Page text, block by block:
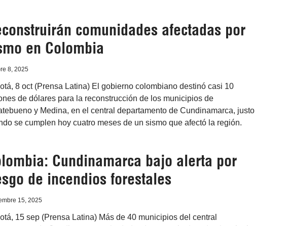
comunidades afectadas por
en Colombia
8, 2025
8 oct (Prensa Latina) El gobierno colombiano destinó casi 10
de dólares para la reconstrucción de los municipios de
y Medina, en el central departamento de Cundinamarca, justo
se cumplen hoy cuatro meses de un sismo que afectó la región.
Cundinamarca bajo alerta por
de incendios forestales
15, 2025
15 sep (Prensa Latina) Más de 40 municipios del central